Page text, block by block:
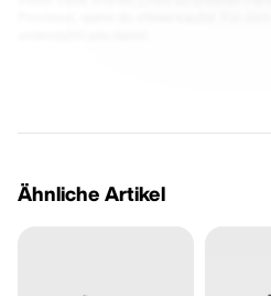
Ähnliche Artikel